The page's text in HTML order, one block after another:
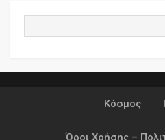
Κόσμος
Όροι Χρήσης –